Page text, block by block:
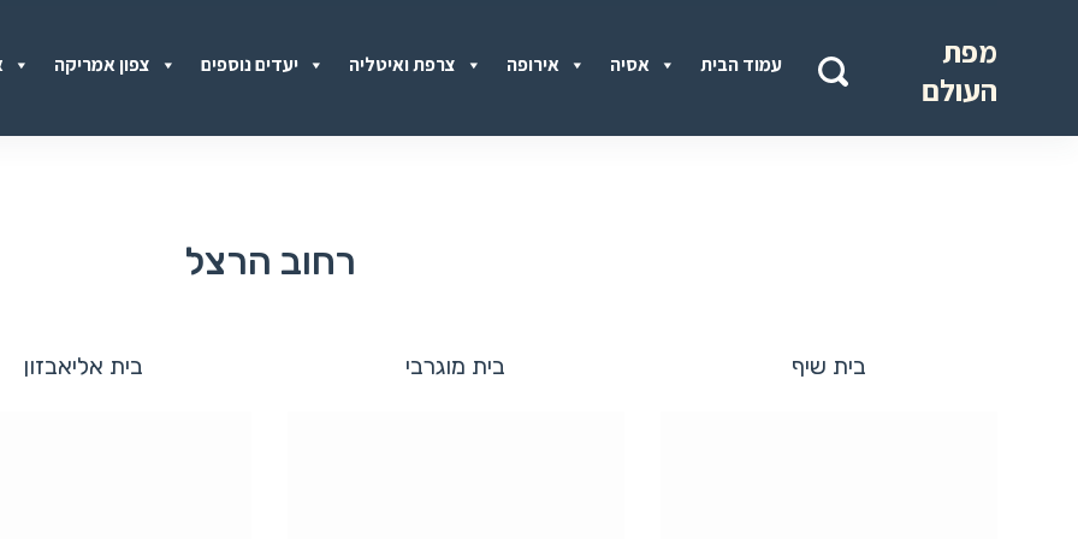
צפון אמריקה יעדים נוספים צרפת ואיטליה אירופה אסיה עמוד הבית
מפת
העולם
רחוב הרצל
בית אליאבזון בית מוגרבי בית שיף